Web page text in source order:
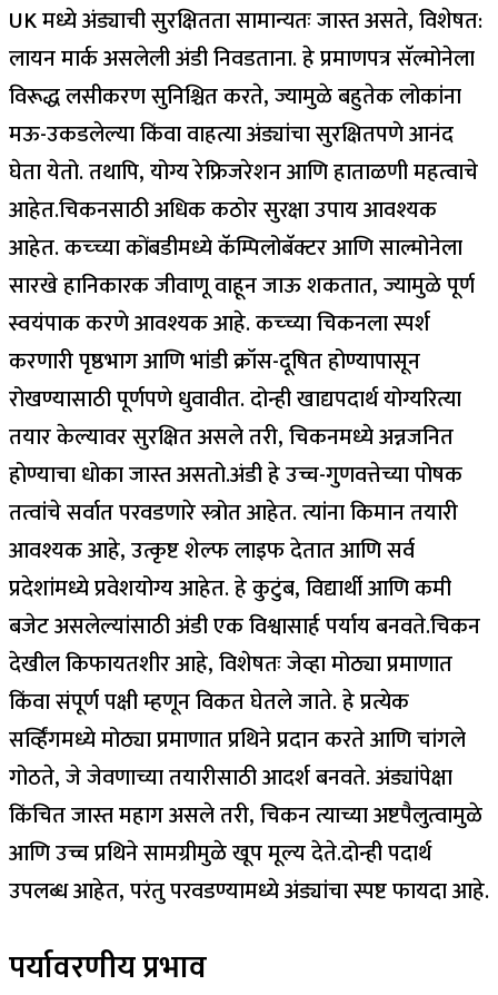
UK मध्ये अंड्याची सुरक्षितता सामान्यतः जास्त असते, विशेषत:
लायन मार्क असलेली अंडी निवडताना. हे प्रमाणपत्र सॅल्मोनेला
विरूद्ध लसीकरण सुनिश्चित करते, ज्यामुळे बहुतेक लोकांना
मऊ-उकडलेल्या किंवा वाहत्या अंड्यांचा सुरक्षितपणे आनंद
घेता येतो.तथापि, योग्य रेफ्रिजरेशन आणि हाताळणी महत्वाचे
आहेत.चिकनसाठी अधिक कठोर सुरक्षा उपाय आवश्यक
आहेत. कच्च्या कोंबडीमध्ये कॅम्पिलोबॅक्टर आणि साल्मोनेला
सारखे हानिकारक जीवाणू वाहून जाऊ शकतात, ज्यामुळे पूर्ण
स्वयंपाक करणे आवश्यक आहे. कच्च्या चिकनला स्पर्श
करणारी पृष्ठभाग आणि भांडी क्रॉस-दूषित होण्यापासून
रोखण्यासाठी पूर्णपणे धुवावीत. दोन्ही खाद्यपदार्थ योग्यरित्या
तयार केल्यावर सुरक्षित असले तरी, चिकनमध्ये अन्नजनित
होण्याचा धोका जास्त असतो.अंडी हे उच्च-गुणवत्तेच्या पोषक
तत्वांचे सर्वात परवडणारे स्त्रोत आहेत. त्यांना किमान तयारी
आवश्यक आहे, उत्कृष्ट शेल्फ लाइफ देतात आणि सर्व
प्रदेशांमध्ये प्रवेशयोग्य आहेत. हे कुटुंब, विद्यार्थी आणि कमी
बजेट असलेल्यांसाठी अंडी एक विश्वासार्ह पर्याय बनवते.चिकन
देखील किफायतशीर आहे, विशेषतः जेव्हा मोठ्या प्रमाणात
किंवा संपूर्ण पक्षी म्हणून विकत घेतले जाते. हे प्रत्येक
सर्व्हिंगमध्ये मोठ्या प्रमाणात प्रथिने प्रदान करते आणि चांगले
गोठते, जे जेवणाच्या तयारीसाठी आदर्श बनवते.अंड्यांपेक्षा
किंचित जास्त महाग असले तरी, चिकन त्याच्या अष्टपैलुत्वामुळे
आणि उच्च प्रथिने सामग्रीमुळे खूप मूल्य देते.दोन्ही पदार्थ
उपलब्ध आहेत, परंतु परवडण्यामध्ये अंड्यांचा स्पष्ट फायदा आहे.
पर्यावरणीय प्रभाव